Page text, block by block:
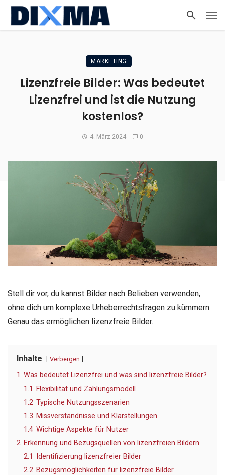
MARKETING
Lizenzfreie Bilder: Was bedeutet
Lizenzfrei und ist die Nutzung
kostenlos?
4. März 2024 0
Stell dir vor, du kannst Bilder nach Belieben verwenden,
ohne dich um komplexe Urheberrechtsfragen zu kümmern.
Genau das ermöglichen lizenzfreie Bilder.
Inhalte Verbergen
1 Was bedeutet Lizenzfrei und was sind lizenzfreie Bilder?
1.1
Flexibilität und Zahlungsmodell
1.2 Typische Nutzungsszenarien
1.3 Missverständnisse und Klarstellungen
1.4 Wichtige Aspekte für Nutzer
2 Erkennung und Bezugsquellen von lizenzfreien Bildern
2.1
Identifizierung lizenzfreier Bilder
2.2 Bezugsmöglichkeiten für lizenzfreie Bilder